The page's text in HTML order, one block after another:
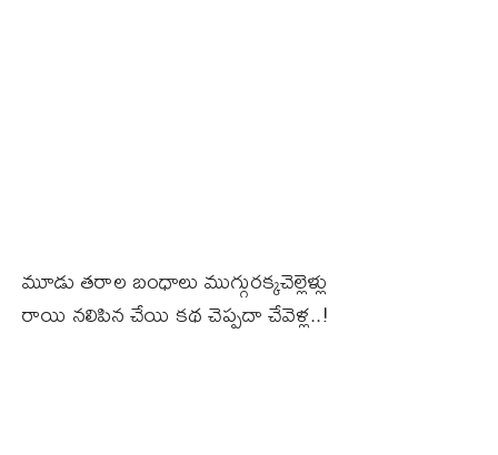
మూడు తరాల బంధాలు ముగ్గురక్కచెల్లెళ్లు
రాయి నలిపిన చేయి కథ చెప్పదా చేవెళ్ల..!